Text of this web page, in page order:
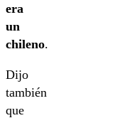
era
un
chileno.
Dijo
también
que